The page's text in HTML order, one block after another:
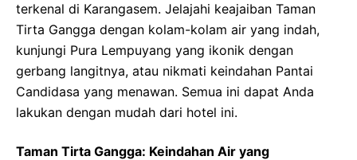
terkenal di Karangasem. Jelajahi keajaiban Taman
Tirta Gangga dengan kolam-kolam air yang indah,
kunjungi Pura Lempuyang yang ikonik dengan
gerbang langitnya, atau nikmati keindahan Pantai
Candidasa yang menawan. Semua ini dapat Anda
lakukan dengan mudah dari hotel ini.
Taman Tirta Gangga: Keindahan Air yang